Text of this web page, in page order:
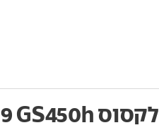
לקסוס GS450h‏ 2012-2019